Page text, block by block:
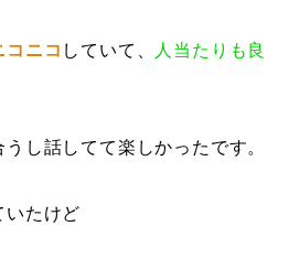
コニコ していて、
人当たりも良
し話してて楽しかったです。
いたけど